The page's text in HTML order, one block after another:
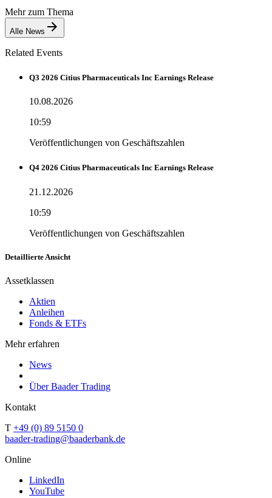
Mehr zum Thema
Alle News
Related Events
Q3 2026 Citius Pharmaceuticals Inc Earnings Release
10.08.2026
10:59
Veröffentlichungen von Geschäftszahlen
Q4 2026 Citius Pharmaceuticals Inc Earnings Release
21.12.2026
10:59
Veröffentlichungen von Geschäftszahlen
Detaillierte Ansicht
Assetklassen
Aktien
Anleihen
Fonds & ETFs
Mehr erfahren
News
Über Baader Trading
Kontakt
T +49 (0) 89 5150 0
baader-trading@baaderbank.de
Online
LinkedIn
YouTube